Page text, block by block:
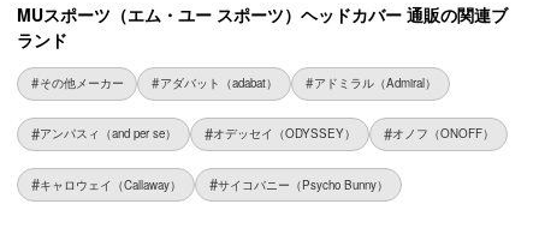
MUスポーツ（エム・ユー スポーツ）ヘッドカバー 通販の関連ブ
ランド
その他メーカー アダバット（adabat） アドミラル（Admiral）
アンパスィ（and per se） オデッセイ（ODYSSEY） オノフ（ONOFF）
キャロウェイ（Callaway） サイコバニー（Psycho Bunny）